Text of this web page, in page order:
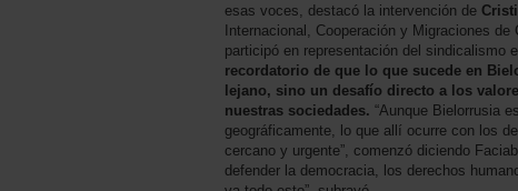
esas voces, destacó la intervención de
Internacional, Cooperación y Migraciones de
participó en representación del sindicalismo
recordatorio de que lo que sucede en
lejano, sino un desafío directo a los
nuestras sociedades. “Aunque Bielorrusia
geográficamente, lo que allí ocurre con los
cercano y urgente”, comenzó diciendo
defender la democracia, los derechos